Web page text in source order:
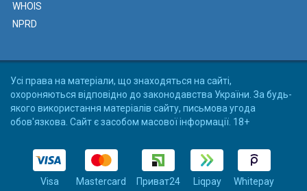
WHOIS
NPRD
Усі права на матеріали, що знаходяться на сайті,
охороняються відповідно до законодавства України. За будь-
якого використання матеріалів сайту, письмова угода
обов'язкова. Сайт є засобом масової інформації. 18+
Visa Mastercard Приват24 Liqpay Whitepay